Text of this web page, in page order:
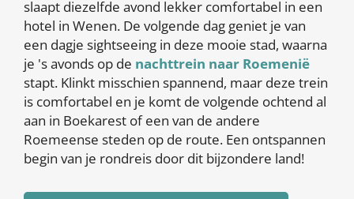
slaapt diezelfde avond lekker comfortabel in een
hotel in Wenen. De volgende dag geniet je van
een dagje sightseeing in deze mooie stad, waarna
je 's avonds op de nachttrein naar Roemenië
stapt. Klinkt misschien spannend, maar deze trein
is comfortabel en je komt de volgende ochtend al
aan in Boekarest of een van de andere
Roemeense steden op de route. Een ontspannen
begin van je rondreis door dit bijzondere land!